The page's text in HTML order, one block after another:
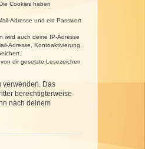
Cookies haben
Adresse und ein Passwort
wird auch deine IP-Adresse
Adresse, Kontoaktivierung,
dir gesetzte Lesezeichen
verwenden. Das
berechtigterweise
nach deinem